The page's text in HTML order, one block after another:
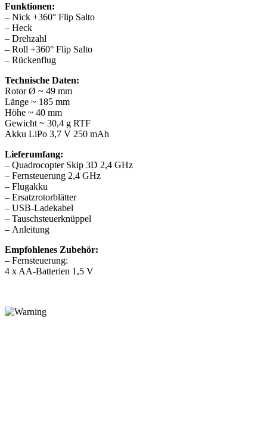
Funktionen:
– Nick +360° Flip Salto
– Heck
– Drehzahl
– Roll +360° Flip Salto
– Rückenflug
Technische Daten:
Rotor Ø ~ 49 mm
Länge ~ 185 mm
Höhe ~ 40 mm
Gewicht ~ 30,4 g RTF
Akku LiPo 3,7 V 250 mAh
Lieferumfang:
– Quadrocopter Skip 3D 2,4 GHz
– Fernsteuerung 2,4 GHz
– Flugakku
– Ersatzrotorblätter
– USB-Ladekabel
– Tauschsteuerknüppel
– Anleitung
Empfohlenes Zubehör:
– Fernsteuerung:
4 x AA-Batterien 1,5 V